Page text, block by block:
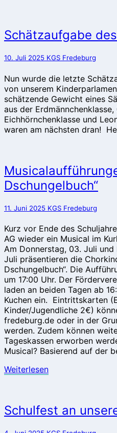
Schätzaufgabe
des
Monats
Schätzaufgabe
10. Juli 2025 KGS Fredeburg
Nun wurde die letzte
von unserem
schätzende Gewicht eines
aus der
Eichhörnchenklasse und
waren am nächsten dran!
Musicalaufführungen
„Das
Dschungelbuch“
Dschungelbuch“
11. Juni 2025 KGS Fredeburg
Kurz vor Ende des
AG wieder ein Musical im
Am Donnerstag, 03. Juli und
Juli präsentieren die
Dschungelbuch“. Die
um 17:00 Uhr. Der
laden an beiden Tagen ab
Kuchen ein. Eintrittskarten
Kinder/Jugendliche 2€)
fredeburg.de oder in der
werden. Zudem können
Tageskassen erworben
Musical? Basierend auf der
WeiterlesenWeiterlesen
Schulfest
an
Schulfest an